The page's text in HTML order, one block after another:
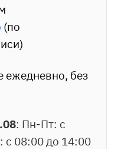
(по
ежедневно, без
: Пн-Пт: с
с 08:00 до 14:00